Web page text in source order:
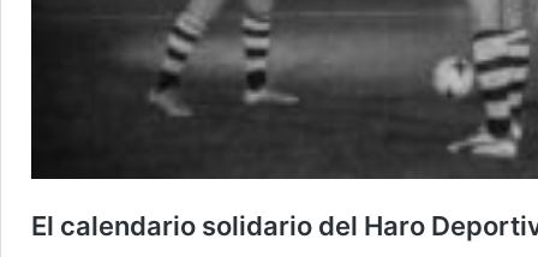
El calendario solidario del Haro